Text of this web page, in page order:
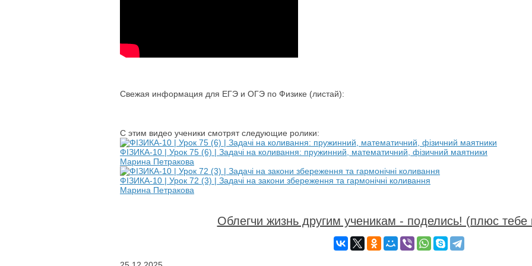
Свежая информация для ЕГЭ и ОГЭ по Физике (листай):
С этим видео ученики смотрят следующие ролики:
ФІЗИКА-10 | Урок 75 (6) | Задачі на коливання: пружинний, математичний, фізичний маятники
Марина Петракова
ФІЗИКА-10 | Урок 72 (3) | Задачі на закони збереження та гармонічні коливання
Марина Петракова
Облегчи жизнь другим ученикам - поделись! (плюс тебе